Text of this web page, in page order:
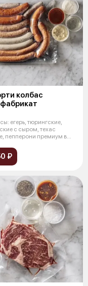
колбас
егерь, тюрингские,
с сыром, техас
пепперони премиум в
₽